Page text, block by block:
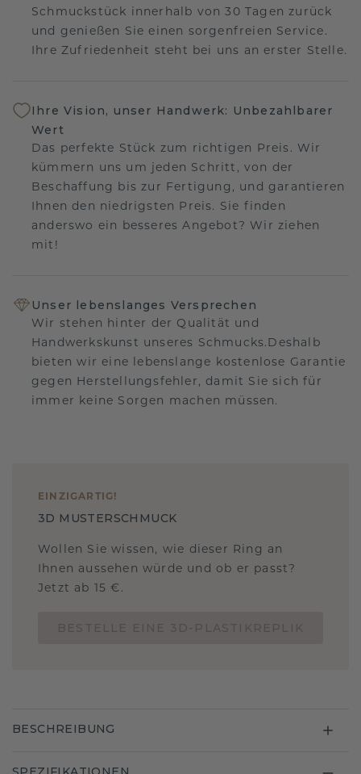
Schmuckstück innerhalb von 30 Tagen zurück
und genießen Sie einen sorgenfreien Service.
Ihre Zufriedenheit steht bei uns an erster Stelle.
Ihre Vision, unser Handwerk: Unbezahlbarer
Wert
Das perfekte Stück zum richtigen Preis. Wir
kümmern uns um jeden Schritt, von der
Beschaffung bis zur Fertigung, und garantieren
Ihnen den niedrigsten Preis. Sie finden
anderswo ein besseres Angebot? Wir ziehen
mit!
Unser lebenslanges Versprechen
Wir stehen hinter der Qualität und
Handwerkskunst unseres Schmucks.Deshalb
bieten wir eine lebenslange kostenlose Garantie
gegen Herstellungsfehler, damit Sie sich für
immer keine Sorgen machen müssen.
EINZIGARTIG !
3D MUSTERSCHMUCK
Wollen Sie wissen, wie dieser Ring an
Ihnen aussehen würde und ob er passt?
Jetzt ab 15 €.
BESCHREIBUNG